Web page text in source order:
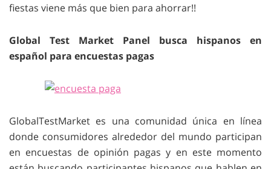
fiestas viene más que bien para ahorrar!!
Global Test Market Panel busca hispanos en
español para encuestas pagas
GlobalTestMarket es una comunidad única en línea
donde consumidores alrededor del mundo participan
en encuestas de opinión pagas y en este momento